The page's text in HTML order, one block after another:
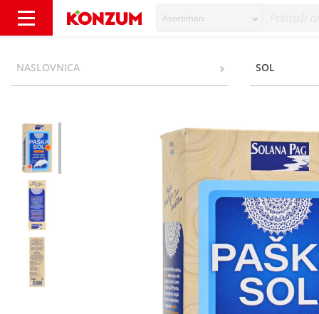
Asortiman
NASLOVNICA SOL